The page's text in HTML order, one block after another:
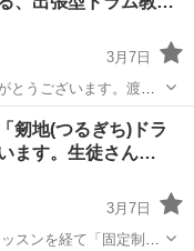
3月7日
とうございます。渡辺
ジはこちら！
剱地(つるぎち)ドラ
ます。生徒さん…
3月7日